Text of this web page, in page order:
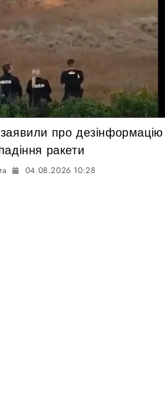
про дезінформацію
ракети
04.08.2026 10:28